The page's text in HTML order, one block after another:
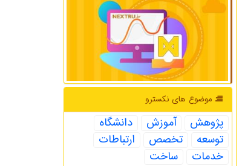
موضوع های نكسترو
پژوهش آموزش
دانشگاه
توسعه
تخصص
ارتباطات
خدمات
ساخت